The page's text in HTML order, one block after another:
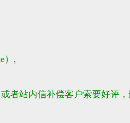
）,
站内信补偿客户索要好评